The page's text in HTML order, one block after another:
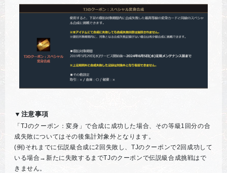
▼注意事項
「TJのクーポン：変身」で合成に成功した場合、その等級1回分の合
成失敗についてはその後集計対象外となります。
(例)それまでに伝説級合成に2回失敗し、TJのクーポンで2回成功して
いる場合→新たに失敗するまでTJのクーポンで伝説級合成挑戦はで
きません。